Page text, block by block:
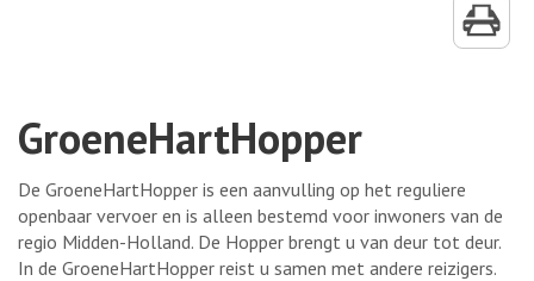
GroeneHartHopper
De GroeneHartHopper is een aanvulling op het reguliere
openbaar vervoer en is alleen bestemd voor inwoners van de
regio Midden-Holland. De Hopper brengt u van deur tot deur.
In de GroeneHartHopper reist u samen met andere reizigers.